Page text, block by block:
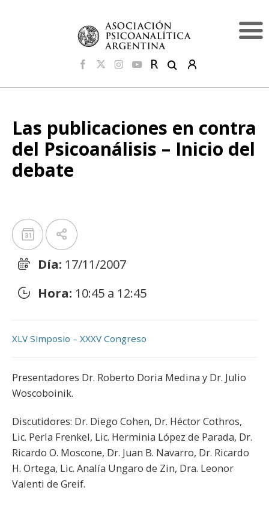
Las publicaciones en contra
del Psicoanálisis – Inicio del
debate
Día: 17/11/2007
Hora: 10:45 a 12:45
XLV Simposio – XXXV Congreso
Presentadores Dr. Roberto Doria Medina y Dr. Julio
Woscoboinik.
Discutidores: Dr. Diego Cohen, Dr. Héctor Cothros,
Lic. Perla Frenkel, Lic. Herminia López de Parada, Dr.
Ricardo O. Moscone, Dr. Juan B. Navarro, Dr. Ricardo
H. Ortega, Lic. Analía Ungaro de Zin, Dra. Leonor
Valenti de Greif.